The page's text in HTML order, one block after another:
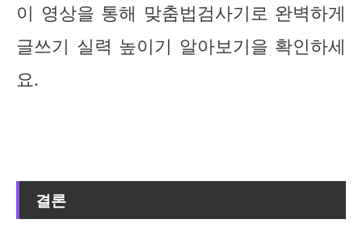
이 영상을 통해 맞춤법검사기로 완벽하게
글쓰기 실력 높이기 알아보기을 확인하세
요.
결론